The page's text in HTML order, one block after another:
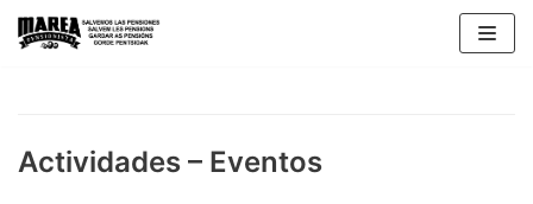
Saltar
Actividades – Eventos